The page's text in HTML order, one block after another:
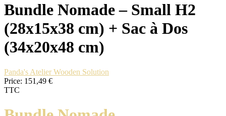
Bundle Nomade – Small H2
(28x15x38 cm) + Sac à Dos
(34x20x48 cm)
Panda's Atelier Wooden Solution
Price: 151,49 €
TTC